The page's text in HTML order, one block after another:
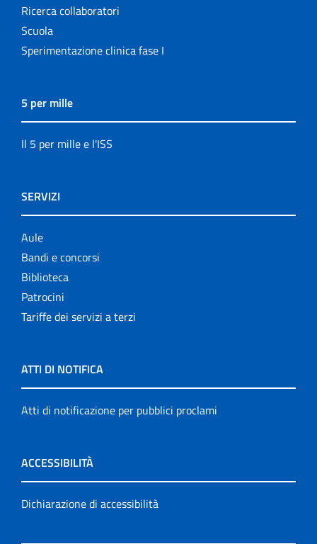
Ricerca collaboratori
Scuola
Sperimentazione clinica fase I
5 per mille
Il 5 per mille e l'ISS
SERVIZI
Aule
Bandi e concorsi
Biblioteca
Patrocini
Tariffe dei servizi a terzi
ATTI DI NOTIFICA
Atti di notificazione per pubblici proclami
ACCESSIBILITÀ
Dichiarazione di accessibilità